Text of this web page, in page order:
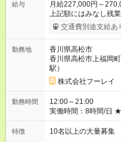
給与
月給227,000円～
上記額にはみなし残
ます。 みなし残業代
間 23.7時間／月 ＼報奨金＋各種手当アリ♪／ 報奨金は実績を正
について＞ 未経験入
で60万円（月収80万
す。頑張ったら頑張
えられています。 〈社員の年収例〉 年収365万円/月給：26万円
+賞与（入社1年目・
（入社2年目・24歳）
年目・33歳） 【試用期間】試用期間あり 試用期間の長さ：2ヶ
用形態：中途採用（
円 ～ 300,000円 ≪ス
交通費別途支給あ
勤務地
香川県高松市
香川県高松市上福岡
駅）
株式会社フーレイ
勤務時間
12:00～21:00
実働時間：8時間/日 ★残業は基本ありません。月0～5時間程度
を想定しています。
は無縁です。 〈１
特徴 10名以上の大量募集